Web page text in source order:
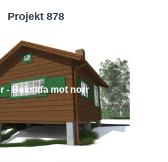
Projekt 878
- Baksida mot norr